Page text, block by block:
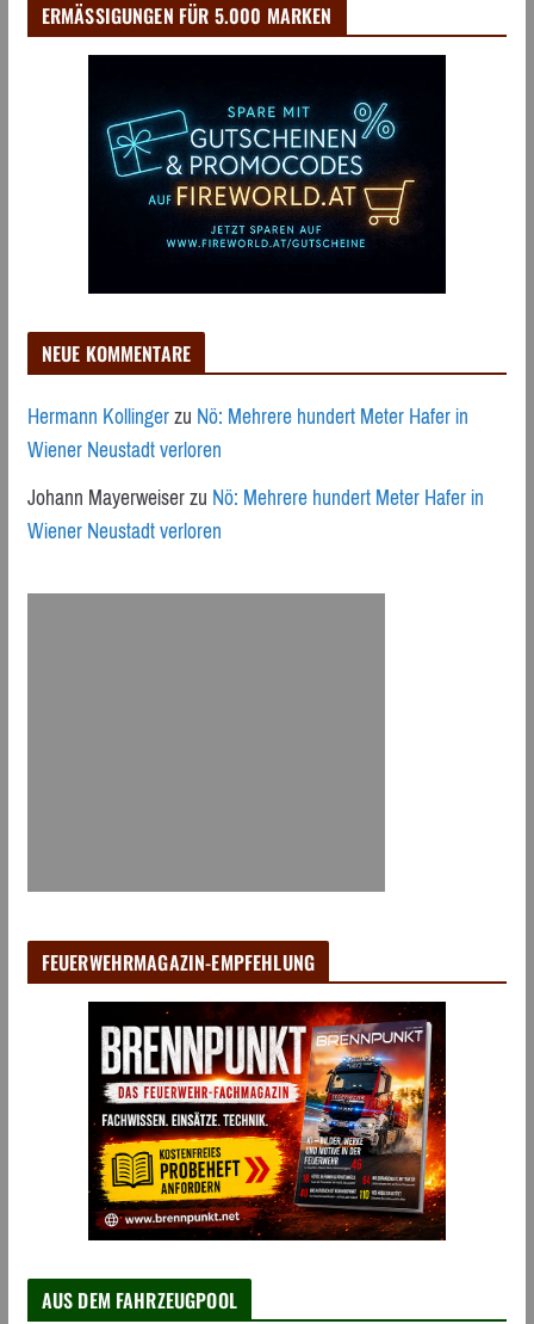
ERMÄSSIGUNGEN FÜR 5.000 MARKEN
NEUE KOMMENTARE
Hermann KollingerzuNö: Mehrere hundert Meter Hafer in
Wiener Neustadt verloren
Johann MayerweiserzuNö: Mehrere hundert Meter Hafer in
Wiener Neustadt verloren
FEUERWEHRMAGAZIN-EMPFEHLUNG
AUS DEM FAHRZEUGPOOL